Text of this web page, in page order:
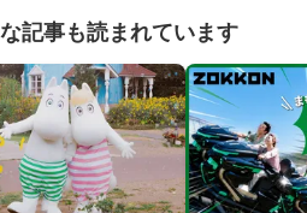
記事も読まれています